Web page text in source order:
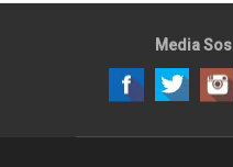
Media